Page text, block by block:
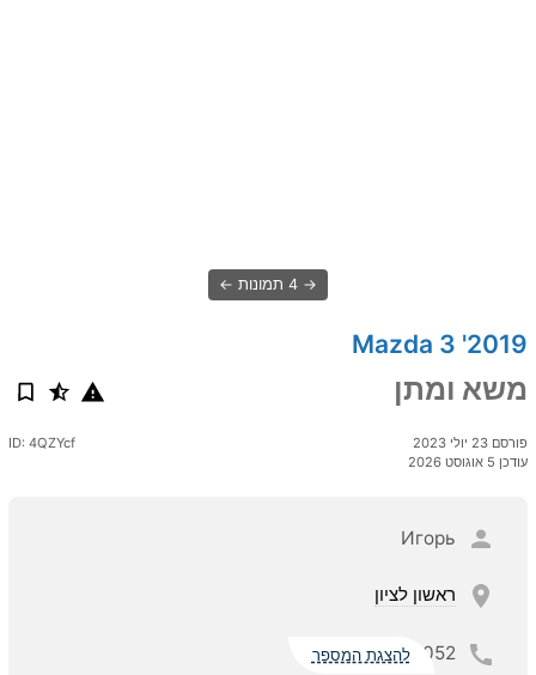
4 תמונות
2019' Mazda 3
משא ומתן
פורסם 23 יולי 2023
עודכן 5 אוגוסט 2026
ID: 4QZYcf
Игорь
ראשון לציון
052 להצגת המספר